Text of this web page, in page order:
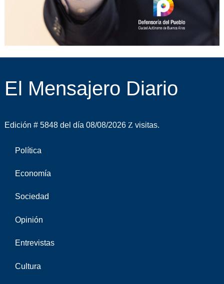
El Mensajero Diario
Edición # 5848 del día 08/08/2026 visitas.
Política
Economía
Sociedad
Opinión
Entrevistas
Cultura